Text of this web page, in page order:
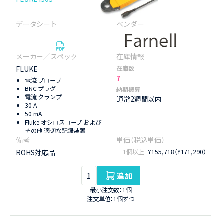
FLUKE
電流 プローブ
BNC プラグ
電流 クランプ
30 A
50 mA
Fluke オシロスコープ および
その他 適切な記録装置
在庫数
7
納期概算
通常2週間以内
ROHS対応品 1個以上 ¥155,718（¥171,290）
追加
最小注文数：1個
注文単位：1個ずつ